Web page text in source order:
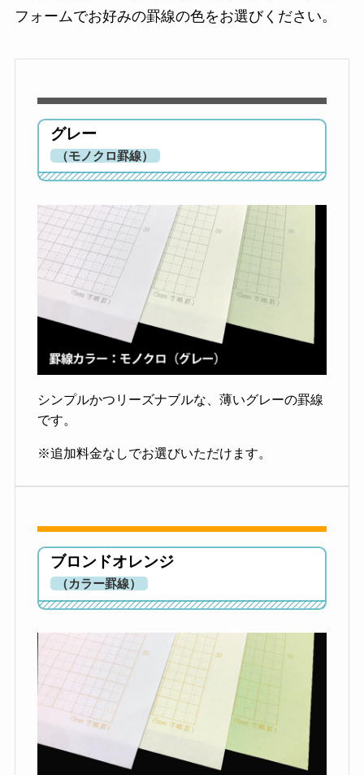
フォームでお好みの罫線の色をお選びください。
グレー
（モノクロ罫線）
シンプルかつリーズナブルな、薄いグレーの罫線
です。
※追加料金なしでお選びいただけます。
ブロンドオレンジ
（カラー罫線）